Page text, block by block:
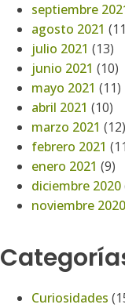
septiembre
agosto 2021
julio 2021 (13)
junio 2021 (10)
mayo 2021 (11)
abril 2021 (10)
marzo 2021 (12)
febrero 2021
enero 2021 (9)
diciembre 2020
noviembre 2020
Curiosidades